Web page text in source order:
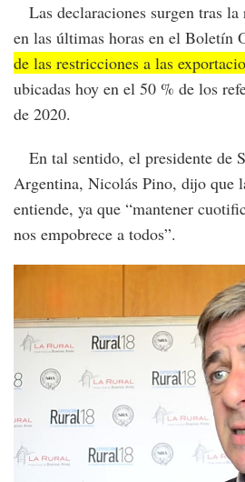
Las declaraciones surgen tras
en las últimas horas en el Boletín
de las restricciones a las
ubicadas hoy en el 50 % de los
de 2020.
En tal sentido, el presidente de
Argentina, Nicolás Pino, dijo que
entiende, ya que “mantener
nos empobrece a todos”.